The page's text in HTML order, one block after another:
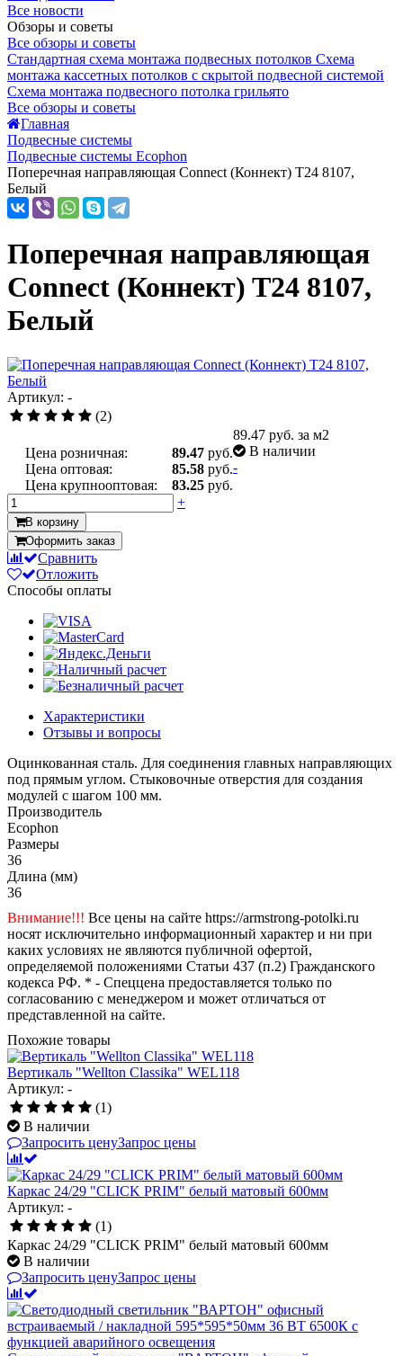
Все новости
Обзоры и советы
Все обзоры и советы
Стандартная схема монтажа подвесных потолков Схема
монтажа кассетных потолков с скрытой подвесной системой
Схема монтажа подвесного потолка грильято
Все обзоры и советы
Главная
Подвесные системы
Подвесные системы Ecophon
Поперечная направляющая Connect (Коннект) T24 8107,
Белый
Поперечная направляющая
Connect (Коннект) T24 8107,
Белый
Артикул: -
(2)
Цена розничная: 89.47 руб.
Цена оптовая:
85.58 руб.
Цена крупнооптовая:
83.25 руб.
89.47 руб. за м2
В наличии
-
+
В корзину
Оформить заказ
Сравнить
Отложить
Способы оплаты
Характеристики
Отзывы и вопросы
Оцинкованная сталь. Для соединения главных направляющих
под прямым углом. Стыковочные отверстия для создания
модулей с шагом 100 мм.
Производитель
Ecophon
Размеры
36
Длина (мм)
36
Внимание!!! Все цены на сайте https://armstrong-potolki.ru
носят исключительно информационный характер и ни при
каких условиях не являются публичной офертой,
определяемой положениями Статьи 437 (п.2) Гражданского
кодекса РФ. * - Спеццена предоставляется только по
согласованию с менеджером и может отличаться от
представленной на сайте.
Похожие товары
Вертикаль "Wellton Classika" WEL118
Артикул: -
(1)
В наличии
Запросить ценуЗапрос цены
Каркас 24/29 "CLICK PRIM" белый матовый 600мм
Артикул: -
(1)
Каркас 24/29 "CLICK PRIM" белый матовый 600мм
В наличии
Запросить ценуЗапрос цены